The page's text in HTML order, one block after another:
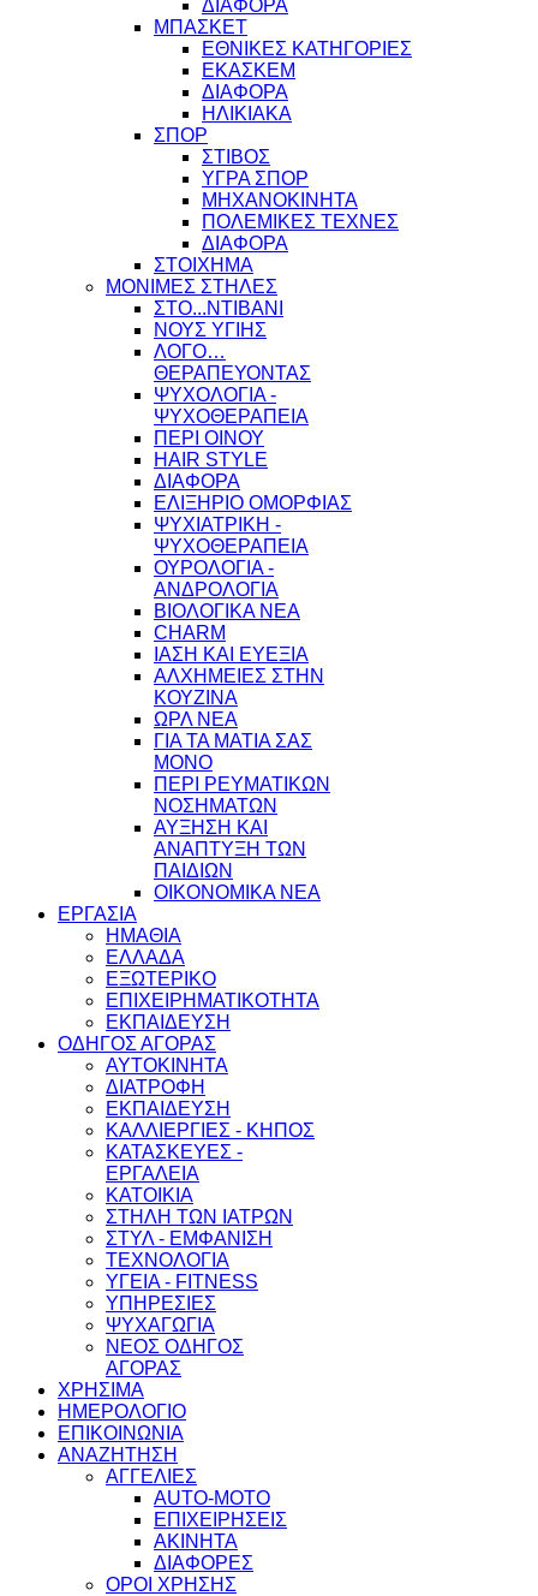
ΔΙΑΦΟΡΑ
ΜΠΑΣΚΕΤ
ΕΘΝΙΚΕΣ ΚΑΤΗΓΟΡΙΕΣ
ΕΚΑΣΚΕΜ
ΔΙΑΦΟΡΑ
ΗΛΙΚΙΑΚΑ
ΣΠΟΡ
ΣΤΙΒΟΣ
ΥΓΡΑ ΣΠΟΡ
ΜΗΧΑΝΟΚΙΝΗΤΑ
ΠΟΛΕΜΙΚΕΣ ΤΕΧΝΕΣ
ΔΙΑΦΟΡΑ
ΣΤΟΙΧΗΜΑ
ΜΟΝΙΜΕΣ ΣΤΗΛΕΣ
ΣΤΟ...ΝΤΙΒΑΝΙ
ΝΟΥΣ ΥΓΙΗΣ
ΛΟΓΟ…
ΘΕΡΑΠΕΥΟΝΤΑΣ
ΨΥΧΟΛΟΓΙΑ -
ΨΥΧΟΘΕΡΑΠΕΙΑ
ΠΕΡΙ ΟΙΝΟΥ
HAIR STYLE
ΔΙΑΦΟΡΑ
ΕΛΙΞΗΡΙΟ ΟΜΟΡΦΙΑΣ
ΨΥΧΙΑΤΡΙΚΗ -
ΨΥΧΟΘΕΡΑΠΕΙΑ
ΟΥΡΟΛΟΓΙΑ -
ΑΝΔΡΟΛΟΓΙΑ
ΒΙΟΛΟΓΙΚΑ ΝΕΑ
CHARM
ΙΑΣΗ ΚΑΙ ΕΥΕΞΙΑ
ΑΛΧΗΜΕΙΕΣ ΣΤΗΝ
ΚΟΥΖΙΝΑ
ΩΡΛ ΝEA
ΓΙΑ ΤΑ ΜΑΤΙΑ ΣΑΣ
ΜΟΝΟ
ΠΕΡΙ ΡΕΥΜΑΤΙΚΩΝ
ΝΟΣΗΜΑΤΩΝ
ΑΥΞΗΣΗ ΚΑΙ
ΑΝΑΠΤΥΞΗ ΤΩΝ
ΠΑΙΔΙΩΝ
ΟΙΚΟΝΟΜΙΚΑ ΝΕΑ
ΕΡΓΑΣΙΑ
ΗΜΑΘΙΑ
ΕΛΛΑΔΑ
ΕΞΩΤΕΡΙΚΟ
ΕΠΙΧΕΙΡΗΜΑΤΙΚΟΤΗΤΑ
ΕΚΠΑΙΔΕΥΣΗ
ΟΔΗΓΟΣ ΑΓΟΡΑΣ
ΑΥΤΟΚΙΝΗΤΑ
ΔΙΑΤΡΟΦΗ
ΕΚΠΑΙΔΕΥΣΗ
ΚΑΛΛΙΕΡΓΙΕΣ - ΚΗΠΟΣ
ΚΑΤΑΣΚΕΥΕΣ -
ΕΡΓΑΛΕΙΑ
ΚΑΤΟΙΚΙΑ
ΣΤΗΛΗ ΤΩΝ ΙΑΤΡΩΝ
ΣΤΥΛ - ΕΜΦΑΝΙΣΗ
ΤΕΧΝΟΛΟΓΙΑ
ΥΓΕΙΑ - FITNESS
ΥΠΗΡΕΣΙΕΣ
ΨΥΧΑΓΩΓΙΑ
ΝΕΟΣ ΟΔΗΓΟΣ
ΑΓΟΡΑΣ
ΧΡΗΣΙΜΑ
ΗΜΕΡΟΛΟΓΙΟ
ΕΠΙΚΟΙΝΩΝΙΑ
ΑΝΑΖΗΤΗΣΗ
ΑΓΓΕΛΙΕΣ
AUTO-MOTO
ΕΠΙΧΕΙΡΗΣΕΙΣ
ΑΚΙΝΗΤΑ
ΔΙΑΦΟΡΕΣ
ΟΡΟΙ ΧΡΗΣΗΣ